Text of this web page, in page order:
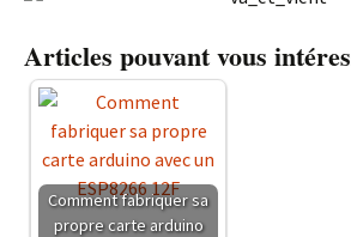
Articles pouvant vous
Comment fabriquer sa
propre carte arduino